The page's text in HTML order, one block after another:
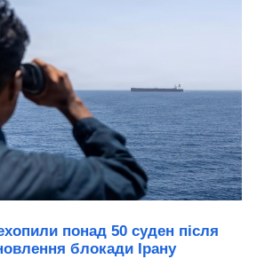
понад 50 суден після
блокади Ірану